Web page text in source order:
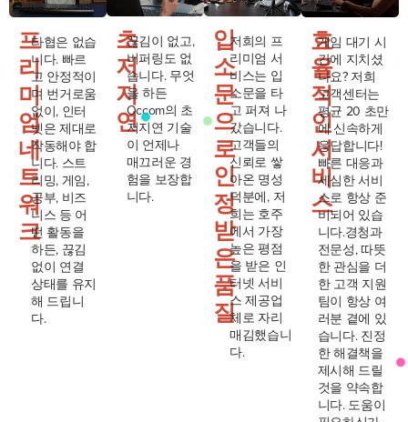
프
리
미
엄
네
트
워
크
타협은 없습
니다. 빠르
고 안정적이
며 번거로움
없이, 인터
넷은 제대로
작동해야 합
니다. 스트
리밍, 게임,
공부, 비즈
니스 등 어
떤 활동을
하든, 끊김
없이 연결
상태를 유지
해 드립니
다.
초
저
지
연
끊김이 없고,
버퍼링도 없
습니다. 무엇
을 하든
Occom의 초
저지연 기술
이 언제나
매끄러운 경
험을 보장합
니다.
입
소
문
으
로
인
정
받
은
품
질
저희의 프
리미엄 서
비스는 입
소문을 타
고 퍼져 나
갔습니다.
고객들의
신뢰로 쌓
아온 명성
덕분에, 저
희는 호주
에서 가장
높은 평점
을 받은 인
터넷 서비
스 제공업
체로 자리
매김했습니
다.
효
율
적
인
서
비
스
게임 대기 시
간에 지치셨
나요? 저희
고객센터는
평균 20 초만
에 신속하게
응답합니다!
빠른 대응과
세심한 서비
스로 항상 준
비되어 있습
니다.경청과
전문성, 따뜻
한 관심을 더
한 고객 지원
팀이 항상 여
러분 곁에 있
습니다. 진정
한 해결책을
제시해 드릴
것을 약속합
니다. 도움이